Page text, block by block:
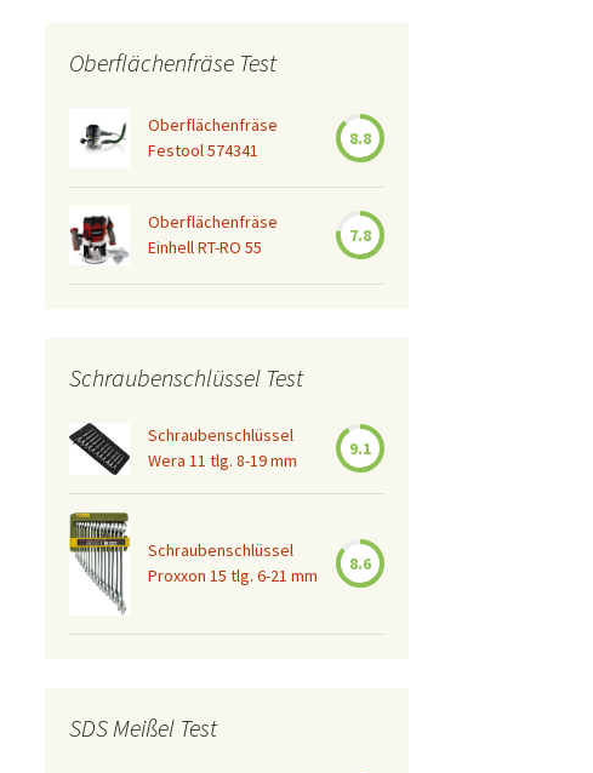
Oberflächenfräse Test
Oberflächenfräse
Festool 574341
8.8
Oberflächenfräse
Einhell RT-RO 55
7.8
Schraubenschlüssel Test
Schraubenschlüssel
Wera 11 tlg. 8-19 mm
9.1
Schraubenschlüssel
Proxxon 15 tlg. 6-21 mm
8.6
SDS Meißel Test